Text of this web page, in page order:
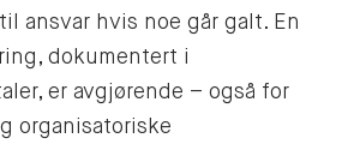
ansvar hvis noe går galt. En
dokumentert i
er avgjørende – også for
organisatoriske